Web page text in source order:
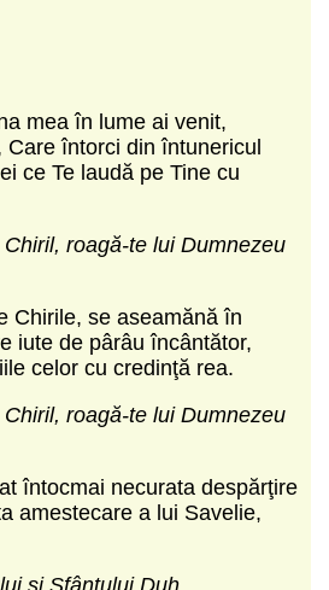
mea în lume ai venit,
Care întorci din întunericul
ce Te laudă pe Tine cu
roagă-te lui Dumnezeu
Chirile, se aseamănă în
iute de pârâu încântător,
celor cu credinţă rea.
roagă-te lui Dumnezeu
întocmai necurata despărţire
amestecare a lui Savelie,
şi Sfântului Duh.